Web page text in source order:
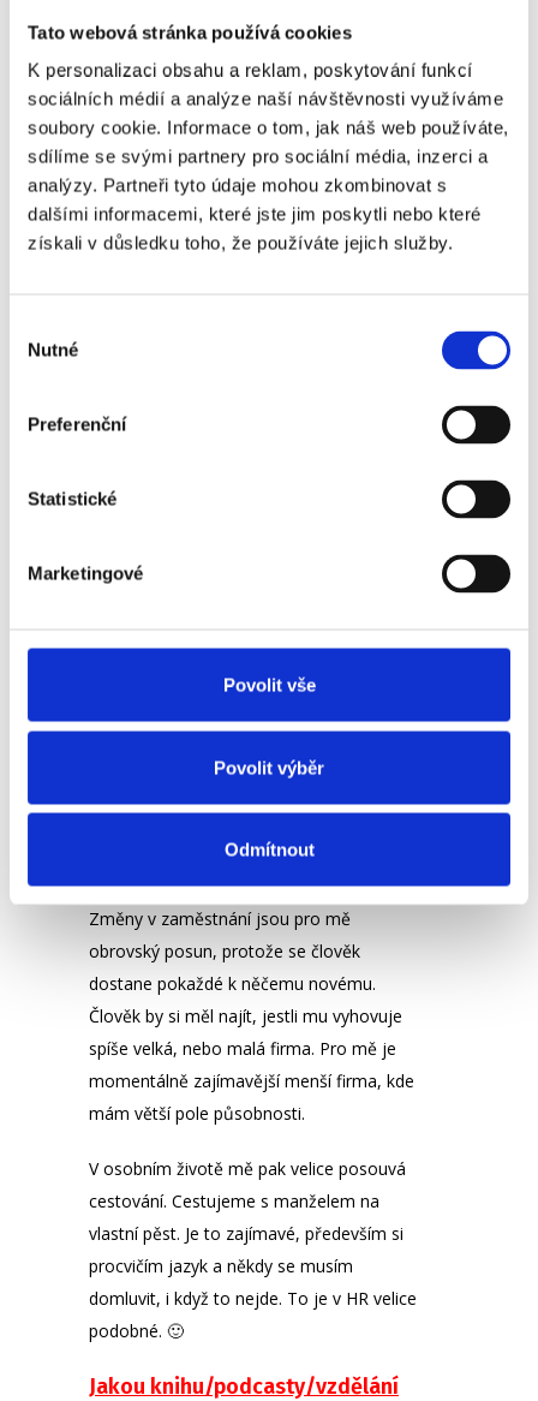
Tato webová stránka používá cookies
K personalizaci obsahu a reklam, poskytování funkcí
sociálních médií a analýze naší návštěvnosti využíváme
soubory cookie. Informace o tom, jak náš web používáte,
sdílíme se svými partnery pro sociální média, inzerci a
analýzy. Partneři tyto údaje mohou zkombinovat s
dalšími informacemi, které jste jim poskytli nebo které
získali v důsledku toho, že používáte jejich služby.
souhlasu
Nutné
Preferenční
Statistické
Marketingové
Povolit vše
Povolit výběr
Odmítnout
jsou naši zaměstnanci opravdu šikovní a
zruční. Plánujeme s kolegyní také zamířit
do svařovací školičky. 🙂
Na čem v současné době
pracujete, co řešíte a v čem byste
uvítal zkušenost od ostatních?
také pracují, takže tipy by se hodily. Určitě
kariéře nejvíce posunulo?
personálního oddělení a také jsem měla
možnost zabrousit do oblasti
zaměstnaneckých vztahů
Nejvíce mě posunula ta různorodost.
Změny v zaměstnání jsou pro mě
obrovský posun, protože se člověk
dostane pokaždé k něčemu novému.
Člověk by si měl najít, jestli mu vyhovuje
spíše velká, nebo malá firma. Pro mě je
momentálně zajímavější menší firma, kde
mám větší pole působnosti.
V osobním životě mě pak velice posouvá
cestování. Cestujeme s manželem na
vlastní pěst. Je to zajímavé, především si
procvičím jazyk a někdy se musím
domluvit, i když to nejde. To je v HR velice
podobné. 🙂
Jakou knihu/podcasty/vzdělání